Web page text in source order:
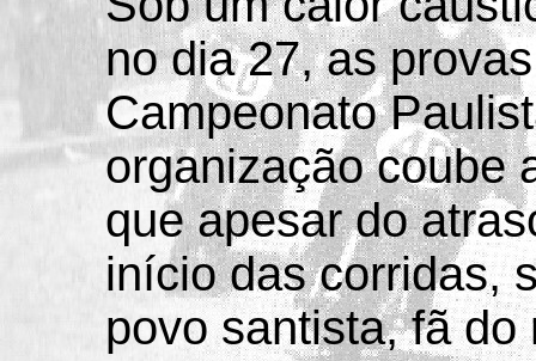
no dia 27, as
Campeonato
organização coube
que apesar do
início das corridas,
povo santista, fã